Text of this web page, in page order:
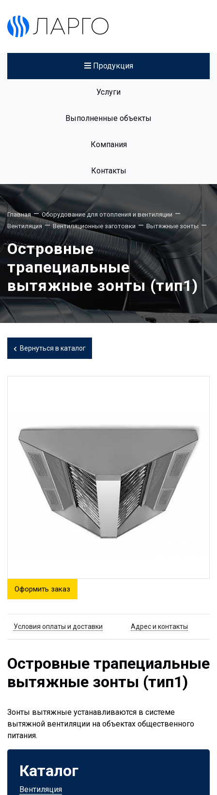
Продукция
Услуги
Выполненные объекты
Компания
Контакты
Главная — Оборудование для отопления и вентиляции —
Вентиляция — Вентиляционные заготовки — Вытяжные зонты —
Островные
трапециальные
вытяжные зонты (тип1)
Вернуться в каталог
Оформить заказ
Условия оплаты и доставки Адрес и контакты
Островные трапециальные
вытяжные зонты (тип1)
Зонты вытяжные устанавливаются в системе
вытяжной вентиляции на объектах общественного
питания.
Каталог
Вентиляция